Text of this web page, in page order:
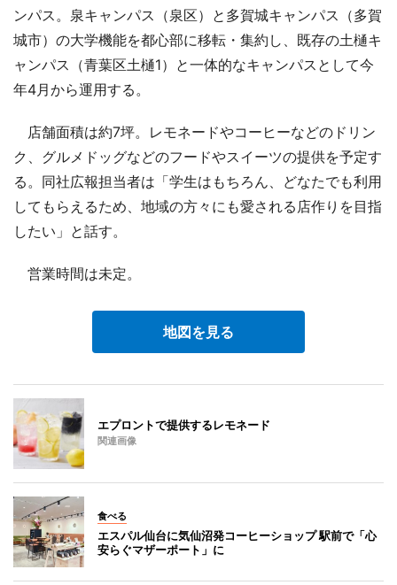
ンパス。泉キャンパス（泉区）と多賀城キャンパス（多賀
城市）の大学機能を都心部に移転・集約し、既存の土樋キ
ャンパス（青葉区土樋1）と一体的なキャンパスとして今
年4月から運用する。
店舗面積は約7坪。レモネードやコーヒーなどのドリン
ク、グルメドッグなどのフードやスイーツの提供を予定す
る。同社広報担当者は「学生はもちろん、どなたでも利用
してもらえるため、地域の方々にも愛される店作りを目指
したい」と話す。
営業時間は未定。
地図を見る
エプロントで提供するレモネード
関連画像
食べる
エスパル仙台に気仙沼発コーヒーショップ 駅前で「心
安らぐマザーポート」に